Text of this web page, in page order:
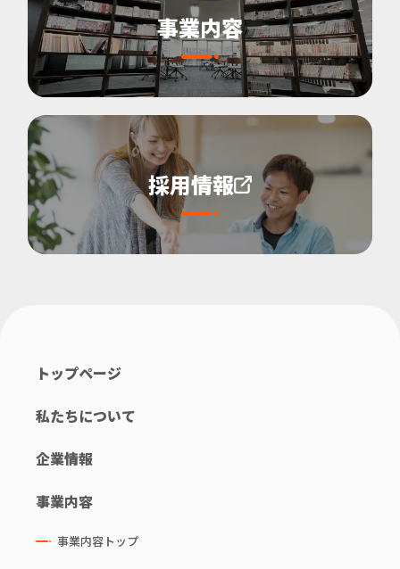
事業内容
採用情報
トップページ
私たちについて
企業情報
事業内容
事業内容トップ